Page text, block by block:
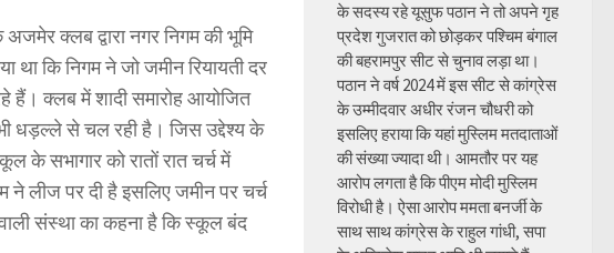
अजमेर क्लब द्वारा नगर निगम की भूमि
था कि निगम ने जो जमीन रियायती दर
क्लब में शादी समारोह आयोजित
धड़ल्ले से चल रही है। जिस उद्देश्य के
के सभागार को रातों रात चर्च में
ने लीज पर दी है इसलिए जमीन पर चर्च
संस्था का कहना है कि स्कूल बंद
के सदस्य रहे यूसुफ पठान ने तो अपने गृह
प्रदेश गुजरात को छोड़कर पश्चिम बंगाल
की बहरामपुर सीट से चुनाव लड़ा था।
पठान ने वर्ष 2024 में इस सीट से कांग्रेस
के उम्मीदवार अधीर रंजन चौधरी को
इसलिए हराया कि यहां मुस्लिम मतदाताओं
की संख्या ज्यादा थी। आमतौर पर यह
आरोप लगता है कि पीएम मोदी मुस्लिम
विरोधी है। ऐसा आरोप ममता बनर्जी के
साथ साथ कांग्रेस के राहुल गांधी, सपा